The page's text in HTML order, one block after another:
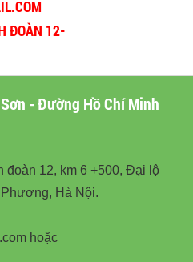
ĐOÀN 12-
- Đường Hồ Chí Minh
đoàn 12, km 6 +500, Đại lộ
Hà Nội.
hoặc